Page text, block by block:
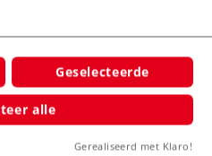
Geselecteerde
alle
Gerealiseerd met Klaro!